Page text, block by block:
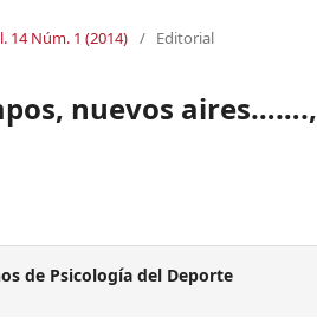
14 Núm. 1 (2014) / Editorial
nuevos
de Psicología del Deporte